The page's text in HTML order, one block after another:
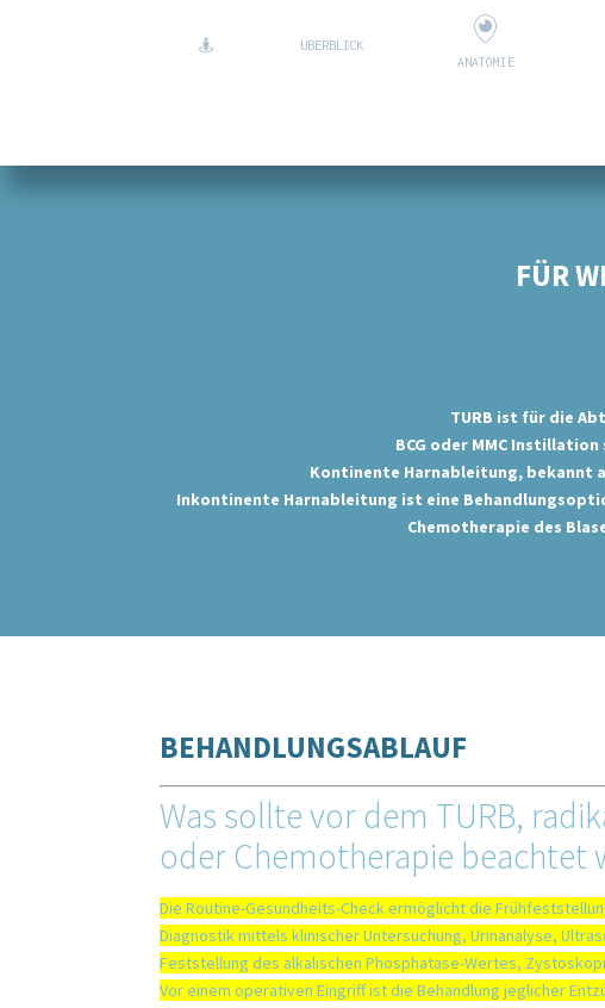
ÜBERBLICK
ANATOMIE
FÜR
TURB ist für die
BCG oder MMC
Kontinente Harnableitung, bekannt
Inkontinente Harnableitung ist eine
Chemotherapie des
BEHANDLUNGSABLAUF
Was sollte vor dem TURB,
oder Chemotherapie beachtet
Die Routine-Gesundheits-Check ermöglicht die
Diagnostik mittels klinischer Untersuchung, Urinanalyse,
Feststellung des alkalischen Phosphatase-Wertes,
Vor einem operativen Eingriff ist die Behandlung jeglicher